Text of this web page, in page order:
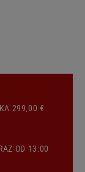
299,00 €
OD 13:00